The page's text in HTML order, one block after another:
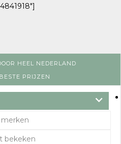
HEEL NEDERLAND
PRIJZEN
merken
bekeken